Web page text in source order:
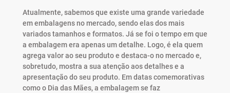
Atualmente, sabemos que existe uma grande variedade
em embalagens no mercado, sendo elas dos mais
variados tamanhos e formatos. Já se foi o tempo em que
a embalagem era apenas um detalhe. Logo, é ela quem
agrega valor ao seu produto e destaca-o no mercado e,
sobretudo, mostra a sua atenção aos detalhes e a
apresentação do seu produto. Em datas comemorativas
como o Dia das Mães, a embalagem se faz